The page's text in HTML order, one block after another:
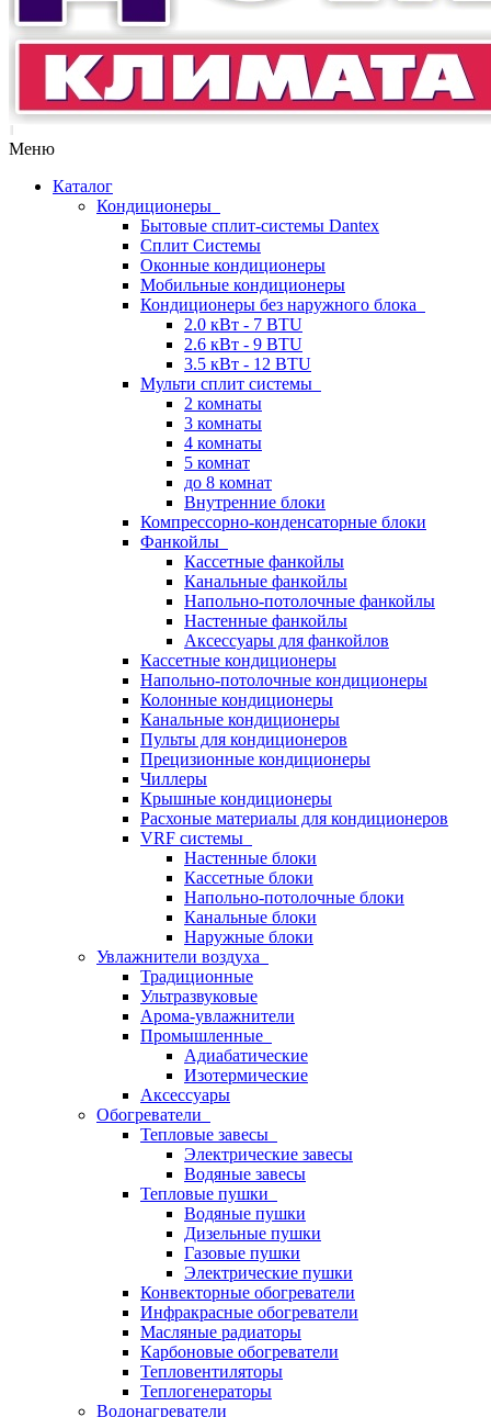
Меню
Каталог
Кондиционеры
Бытовые сплит-системы Dantex
Сплит Системы
Оконные кондиционеры
Мобильные кондиционеры
Кондиционеры без наружного блока
2.0 кВт - 7 BTU
2.6 кВт - 9 BTU
3.5 кВт - 12 BTU
Мульти сплит системы
2 комнаты
3 комнаты
4 комнаты
5 комнат
до 8 комнат
Внутренние блоки
Компрессорно-конденсаторные блоки
Фанкойлы
Кассетные фанкойлы
Канальные фанкойлы
Напольно-потолочные фанкойлы
Настенные фанкойлы
Аксессуары для фанкойлов
Кассетные кондиционеры
Напольно-потолочные кондиционеры
Колонные кондиционеры
Канальные кондиционеры
Пульты для кондиционеров
Прецизионные кондиционеры
Чиллеры
Крышные кондиционеры
Расхоные материалы для кондиционеров
VRF системы
Настенные блоки
Кассетные блоки
Напольно-потолочные блоки
Канальные блоки
Наружные блоки
Увлажнители воздуха
Традиционные
Ультразвуковые
Арома-увлажнители
Промышленныe
Адиабатические
Изотермические
Аксессуары
Обогреватели
Тепловые завесы
Электрические завесы
Водяные завесы
Тепловые пушки
Водяные пушки
Дизельные пушки
Газовые пушки
Электрические пушки
Конвекторные обогреватели
Инфракрасные обогреватели
Масляные радиаторы
Карбоновые обогреватели
Тепловентиляторы
Теплогенераторы
Водонагреватели